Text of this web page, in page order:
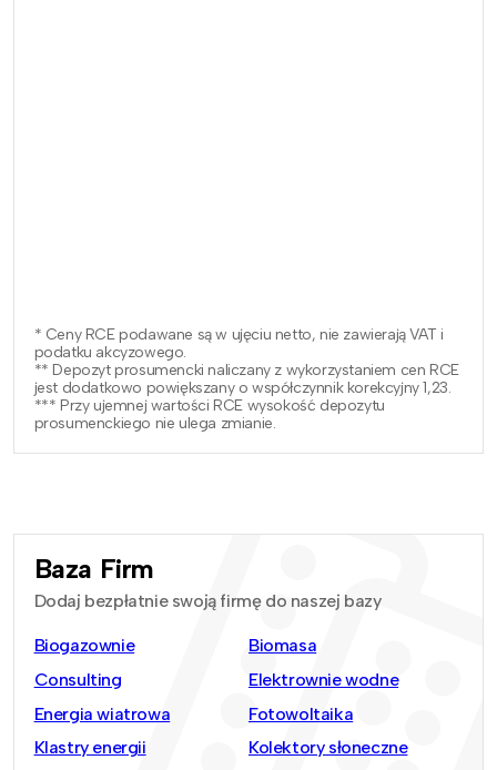
* Ceny RCE podawane są w ujęciu netto, nie zawierają VAT i
podatku akcyzowego.
** Depozyt prosumencki naliczany z wykorzystaniem cen RCE
jest dodatkowo powiększany o współczynnik korekcyjny 1,23.
*** Przy ujemnej wartości RCE wysokość depozytu
prosumenckiego nie ulega zmianie.
Baza Firm
Dodaj bezpłatnie swoją firmę do naszej bazy
Biogazownie
Biomasa
Consulting
Elektrownie wodne
Energia wiatrowa
Fotowoltaika
Klastry energii
Kolektory słoneczne